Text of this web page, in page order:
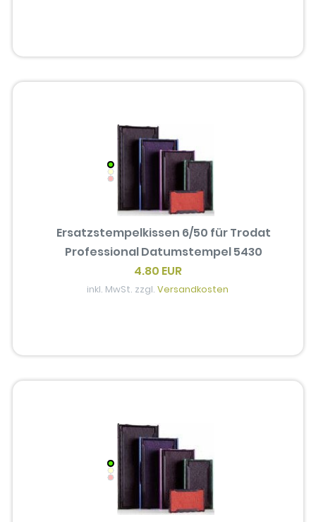
Ersatzstempelkissen 6/50 für Trodat
Professional Datumstempel 5430
4.80 EUR
inkl. MwSt. zzgl.Versandkosten